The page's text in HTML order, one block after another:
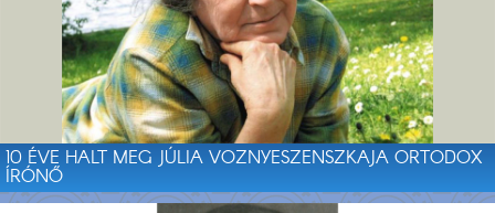
10 ÉVE HALT MEG JÚLIA VOZNYESZENSZKAJA ORTODOX
ÍRÓNŐ